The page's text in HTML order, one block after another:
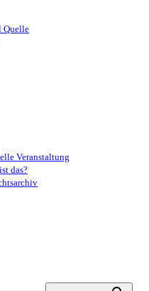
Quelle
Veranstaltung
das?